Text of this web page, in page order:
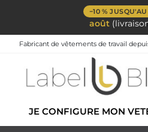
−10 %
août
Fabricant de vêtements de travail
JE CONFIGURE MON